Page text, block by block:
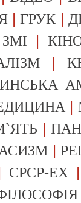
|ГРУК |
ЗМІ |
|
|
|
|
СРСР-EX